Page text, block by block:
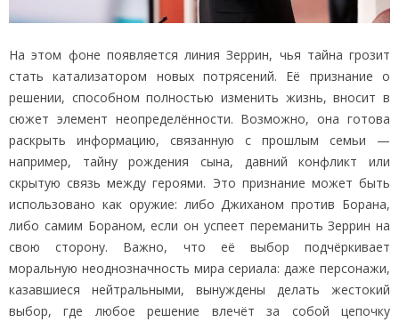
На этом фоне появляется линия Зеррин, чья тайна грозит
стать катализатором новых потрясений. Её признание о
решении, способном полностью изменить жизнь, вносит в
сюжет элемент неопределённости. Возможно, она готова
раскрыть информацию, связанную с прошлым семьи —
например, тайну рождения сына, давний конфликт или
скрытую связь между героями. Это признание может быть
использовано как оружие: либо Джиханом против Борана,
либо самим Бораном, если он успеет переманить Зеррин на
свою сторону. Важно, что её выбор подчёркивает
моральную неоднозначность мира сериала: даже персонажи,
казавшиеся нейтральными, вынуждены делать жестокий
выбор, где любое решение влечёт за собой цепочку